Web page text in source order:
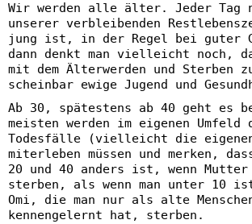
Wir werden alle älter. Jeder Tag
unserer verbleibenden
jung ist, in der Regel bei guter
dann denkt man vielleicht noch,
mit dem Älterwerden und Sterben
scheinbar ewige Jugend und
Ab 30, spätestens ab 40 geht es
meisten werden im eigenen
Todesfälle (vielleicht die
miterleben müssen und merken,
20 und 40 anders ist, wenn
sterben, als wenn man unter 10
Omi, die man nur als alte
kennengelernt hat, sterben.